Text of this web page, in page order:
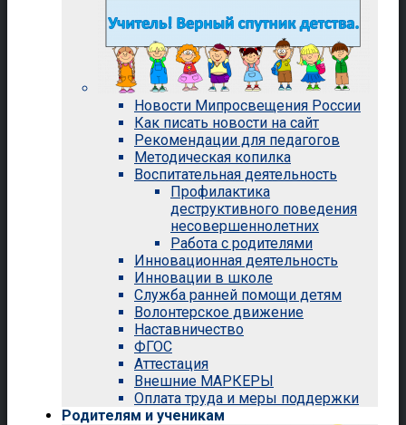
Новости Мипросвещения России
Как писать новости на сайт
Рекомендации для педагогов
Методическая копилка
Воспитательная деятельность
Профилактика
деструктивного поведения
несовершеннолетних
Работа с родителями
Инновационная деятельность
Инновации в школе
Служба ранней помощи детям
Волонтерское движение
Наставничество
ФГОС
Аттестация
Внешние МАРКЕРЫ
Оплата труда и меры поддержки
Родителям и ученикам